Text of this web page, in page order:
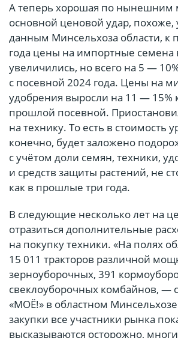
А теперь хорошая по нынешним
основной ценовой удар,
данным Минсельхоза области, к
года цены на импортные семена
увеличились, но всего на 5 —
с посевной 2024 года. Цены на
удобрения выросли на 11 — 15%
прошлой посевной.
на технику. То есть в стоимость
конечно, будет заложено
с учётом доли семян, техники,
и средств защиты растений, не
как в прошлые три года.
В следующие несколько лет на
отразиться дополнительные
на покупку техники. «На полях
15 011 тракторов различной
зерноуборочных, 391
свеклоуборочных комбайнов, —
«МОЁ!» в областном
закупки все участники рынка
высказываются осторожно,